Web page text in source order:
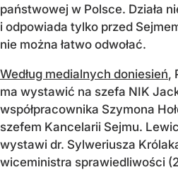
państwowej w Polsce. Działa
i odpowiada tylko przed
nie można łatwo odwołać.
Według medialnych doniesień,
ma wystawić na szefa NIK
współpracownika Szymona
szefem Kancelarii Sejmu.
wystawi dr. Sylweriusza
wiceministra sprawiedliwości